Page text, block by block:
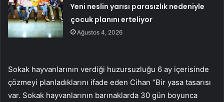
Yeni neslin yarısı parasızlık nedeniyle
çocuk planını erteliyor
Ağustos 4, 2026
Sokak hayvanlarının verdiği huzursuzluğu 6 ay içerisinde
çözmeyi planladıklarını ifade eden Cihan “Bir yasa tasarısı
var. Sokak hayvanlarının barınaklarda 30 gün boyunca